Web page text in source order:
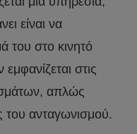
είναι να
του στο κινητό
στις
απλώς
του ανταγωνισμού.